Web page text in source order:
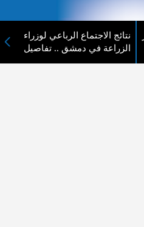
نتائج الاجتماع الرباعي لوزراء
الزراعة في دمشق .. تفاصيل